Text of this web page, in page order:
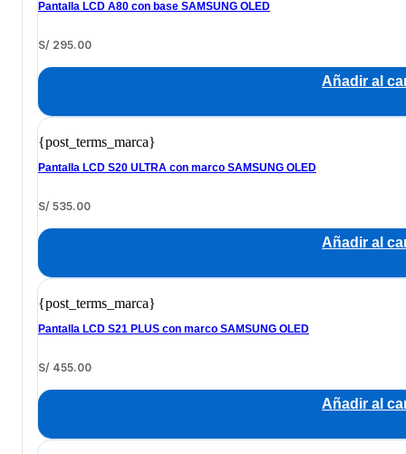
Pantalla LCD A80 con base SAMSUNG OLED
S/ 295.00
Añadir al
{post_terms_marca}
Pantalla LCD S20 ULTRA con marco SAMSUNG OLED
S/ 535.00
Añadir al
{post_terms_marca}
Pantalla LCD S21 PLUS con marco SAMSUNG OLED
S/ 455.00
Añadir al